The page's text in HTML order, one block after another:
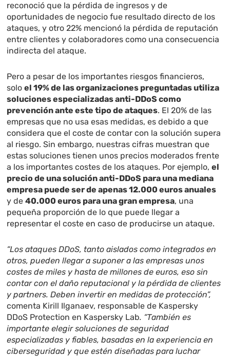
reconoció que la pérdida de ingresos y de
oportunidades de negocio fue resultado directo de los
ataques, y otro 22% mencionó la pérdida de reputación
entre clientes y colaboradores como una consecuencia
indirecta del ataque.
Pero a pesar de los importantes riesgos financieros,
soloel 19% de las organizaciones preguntadas utiliza
soluciones especializadas anti-DDoS como
prevención ante este tipo de ataques. El 20% de las
empresas que no usa esas medidas, es debido a que
considera que el coste de contar con la solución supera
al riesgo. Sin embargo, nuestras cifras muestran que
estas soluciones tienen unos precios moderados frente
a los importantes costes de los ataques. Por ejemplo,el
precio de una solución anti-DDoS para una mediana
empresa puede ser de apenas 12.000 euros anuales
y de40.000 euros para una gran empresa, una
pequeña proporción de lo que puede llegar a
representar el coste en caso de producirse un ataque.
“Los ataques DDoS, tanto aislados como integrados en
otros, pueden llegar a suponer a las empresas unos
costes de miles y hasta de millones de euros, eso sin
contar con el daño reputacional y la pérdida de clientes
y partners. Deben invertir en medidas de protección”,
comenta Kirill Ilganaev, responsable de Kaspersky
DDoS Protection en Kaspersky Lab. “También es
importante elegir soluciones de seguridad
especializadas y fiables, basadas en la experiencia en
ciberseguridad y que estén diseñadas para luchar